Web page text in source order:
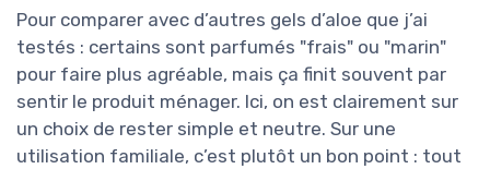
Pour comparer avec d’autres gels d’aloe que j’ai
testés : certains sont parfumés "frais" ou "marin"
pour faire plus agréable, mais ça finit souvent par
sentir le produit ménager. Ici, on est clairement sur
un choix de rester simple et neutre. Sur une
utilisation familiale, c’est plutôt un bon point : tout